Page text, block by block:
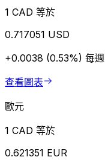
1 CAD 等於
0.717051 USD
+0.0038 (0.53%) 每週
查看圖表
歐元
1 CAD 等於
0.621351 EUR